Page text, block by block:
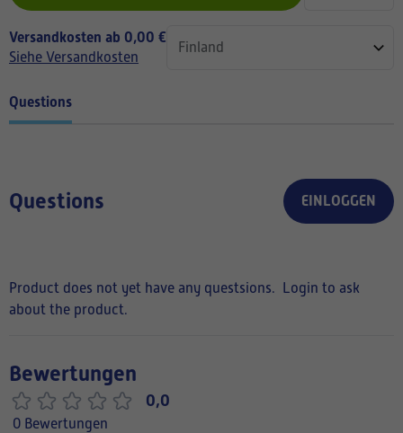
Versandkosten ab 0,00 €
Siehe Versandkosten
Questions
Questions EINLOGGEN
Product does not yet have any questsions.
Login to ask
about the product.
Bewertungen
0,0
0 Bewertungen